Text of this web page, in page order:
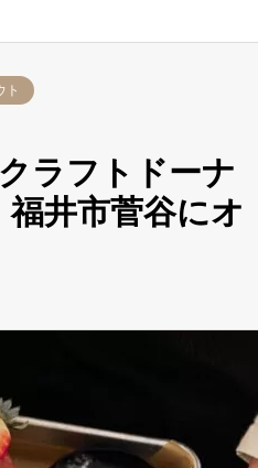
ト
ラフトドーナ
井市菅谷にオ